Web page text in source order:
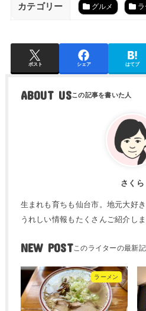
カテゴリー グルメ
ポスト シェア はてブ
ABOUT US
さくら
生まれも育ちも仙台市。地元大好
うれしい情報もたくさんご紹介し
NEW POST
ラーメン